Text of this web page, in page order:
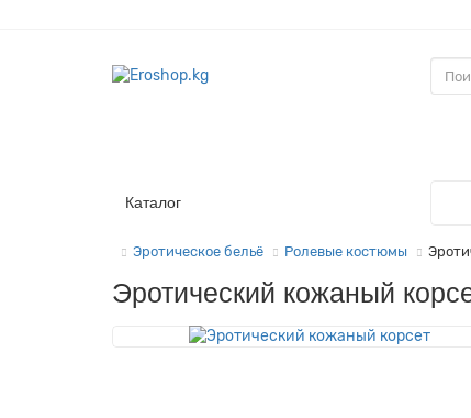
Каталог
Эротическое бельё Ролевые костюмы
Эротический кожаный